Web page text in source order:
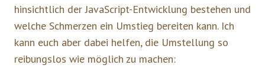
hinsichtlich der JavaScript-Entwicklung bestehen und
welche Schmerzen ein Umstieg bereiten kann. Ich
kann euch aber dabei helfen, die Umstellung so
reibungslos wie möglich zu machen: